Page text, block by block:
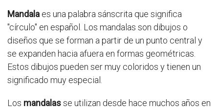
Mandala es una palabra sánscrita que significa
"círculo" en español. Los mandalas son dibujos o
diseños que se forman a partir de un punto central y
se expanden hacia afuera en formas geométricas.
Estos dibujos pueden ser muy coloridos y tienen un
significado muy especial.
Los mandalasse utilizan desde hace muchos años en